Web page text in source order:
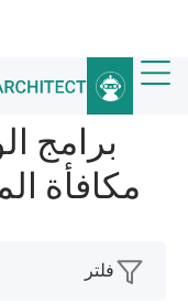
الرئيسية / أخبار / برامج
برامج
مكافأة
فلتر